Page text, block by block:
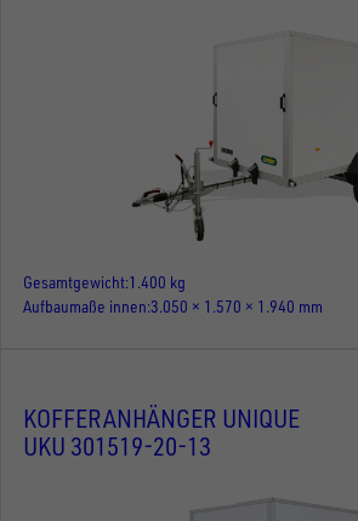
Gesamtgewicht 1.400 kg
Aufbaumaße innen 3.050 × 1.570 × 1.940 mm
KOFFERANHÄNGER UNIQUE
UKU 301519-20-13